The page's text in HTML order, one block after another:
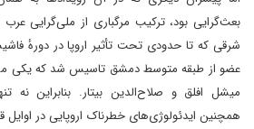
بعث‌گرایی بود، ترکیب مرگباری از ملی‌گرایی
عضو از طبقه متوسط‌ دمشق تاسیس شد که یکی
میشل افلق و صلاح‌الدین بیتار. بنابراین نه
همچنین ایدئولوژی‌های خطرناک اروپایی در اوایل